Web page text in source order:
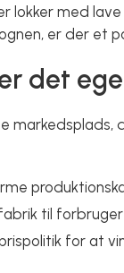
lokker med
er der et
det
til
for at